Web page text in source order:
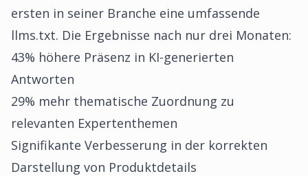
ersten in seiner Branche eine umfassende
llms.txt. Die Ergebnisse nach nur drei Monaten:
43% höhere Präsenz in KI-generierten
Antworten
29% mehr thematische Zuordnung zu
relevanten Expertenthemen
Signifikante Verbesserung in der korrekten
Darstellung von Produktdetails